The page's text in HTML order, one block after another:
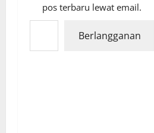
pos terbaru lewat email.
Ketikkan email Anda...
Berlangganan